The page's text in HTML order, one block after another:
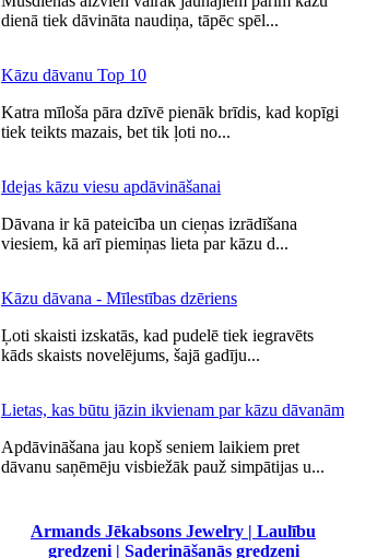
dienā tiek dāvināta naudiņa, tāpēc spēl...
Kāzu dāvanu Top 10
Katra mīloša pāra dzīvē pienāk brīdis, kad kopīgi
tiek teikts mazais, bet tik ļoti no...
Idejas kāzu viesu apdāvināšanai
Dāvana ir kā pateicība un cieņas izrādīšana
viesiem, kā arī piemiņas lieta par kāzu d...
Kāzu dāvana - Mīlestības dzēriens
Ļoti skaisti izskatās, kad pudelē tiek iegravēts
kāds skaists novelējums, šajā gadīju...
Lietas, kas būtu jāzin ikvienam par kāzu dāvanām
Apdāvināšana jau kopš seniem laikiem pret
dāvanu saņēmēju visbiežāk pauž simpātijas u...
Armands Jēkabsons Jewelry | Laulību
gredzeni | Saderināšanās gredzeni